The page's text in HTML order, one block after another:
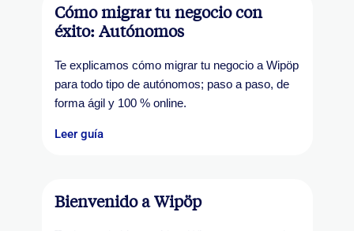
Cómo migrar tu negocio con
éxito: Autónomos
Te explicamos cómo migrar tu negocio a Wipöp
para todo tipo de autónomos; paso a paso, de
forma ágil y 100 % online.
Leer guía
Bienvenido a Wipöp